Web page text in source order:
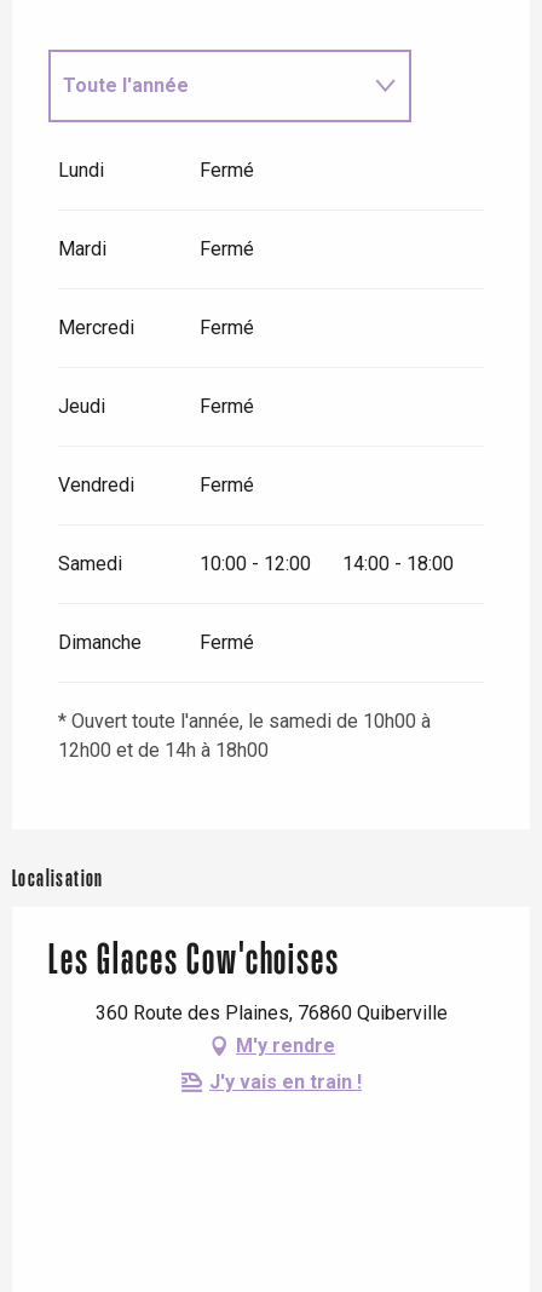
Toute l'année
Lundi Fermé
Mardi Fermé
Mercredi Fermé
Jeudi Fermé
Vendredi Fermé
Samedi 10:00 - 12:00 14:00 - 18:00
Dimanche Fermé
* Ouvert toute l'année, le samedi de 10h00 à
12h00 et de 14h à 18h00
Localisation
Les Glaces Cow'choises
360 Route des Plaines, 76860 Quiberville
M'y rendre
J'y vais en train !